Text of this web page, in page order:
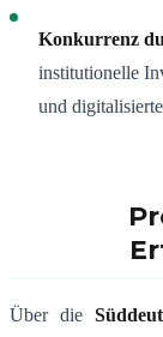
Konkurrenz
institutionelle
und
Über die